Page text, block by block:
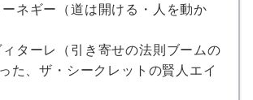
ネギー（道は開ける・人を動か
ターレ（引き寄せの法則ブームの
た、ザ・シークレットの賢人エイ